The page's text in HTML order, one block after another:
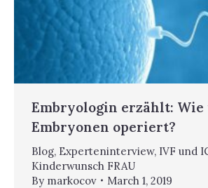
Embryologin erzählt: Wie
Embryonen operiert?
Blog, Experteninterview, IVF und
Kinderwunsch FRAU
By markocov March 1, 2019